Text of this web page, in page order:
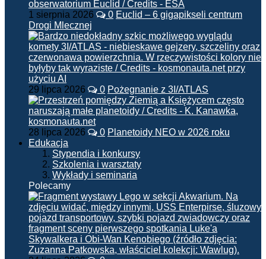
1 sierpnia 2026 0 Euclid – 6 gigapikseli centrum
Drogi Mlecznej
29 lipca 2026 0 Pożegnanie z 3I/ATLAS
28 lipca 2026 0 Planetoidy NEO w 2026 roku
Edukacja
Stypendia i konkursy
Szkolenia i warsztaty
Wykłady i seminaria
Polecamy